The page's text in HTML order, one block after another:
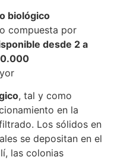
biológico
compuesta por
desde 2 a
, tal y como
en la
Los sólidos en
se depositan en el
las colonias